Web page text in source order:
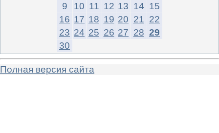
9
10 11 12 13 14 15
16 17 18 19 20 21 22
23 24 25 26 27 28 29
30
Полная версия сайта